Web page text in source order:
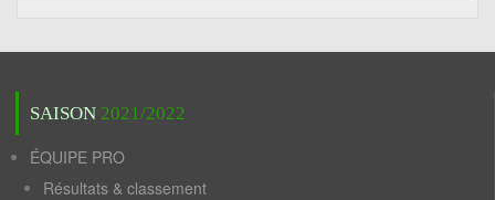
SAISON 2021/2022
ÉQUIPE PRO
Résultats & classement